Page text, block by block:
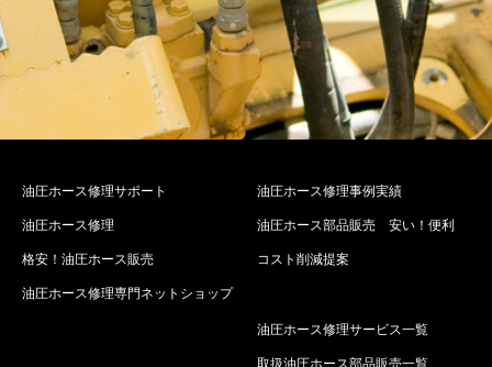
油圧ホース修理サポート
油圧ホース修理
格安！油圧ホース販売
油圧ホース修理専門ネットショップ
油圧ホース修理事例実績
油圧ホース部品販売 安い！便利
コスト削減提案
油圧ホース修理サービス一覧
取扱油圧ホース部品販売一覧